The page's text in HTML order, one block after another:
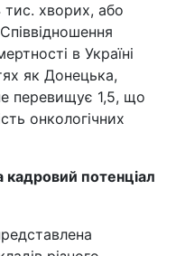
хворих, або
в Україні
як Донецька,
перевищує 1,5, що
онкологічних
кадровий потенціал